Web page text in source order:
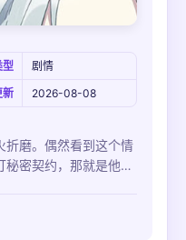
型
剧情
新 2026-08-08
折磨。偶然看到这个情
密契约，那就是他帮